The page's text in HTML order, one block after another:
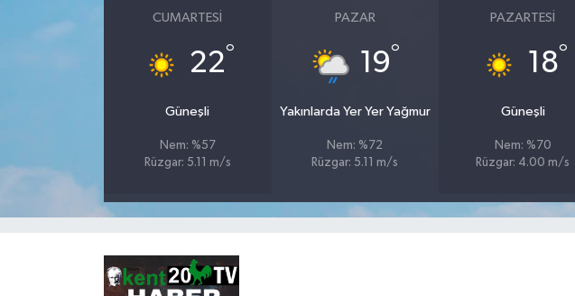
CUMARTESI
22°
Güneşli
Nem: %57
Rüzgar: 5.11 m/s
PAZAR
19°
Yakınlarda Yer Yer Yağmur
Nem: %72
Rüzgar: 5.11 m/s
PAZARTESI
18°
Güneşli
Nem: %70
Rüzgar: 4.00 m/s